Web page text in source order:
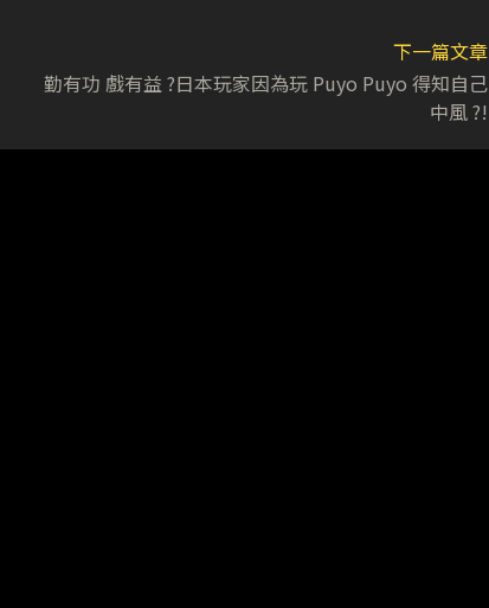
下一篇文章
勤有功 戲有益 ?日本玩家因為玩 Puyo Puyo 得知自己
中風 ?!